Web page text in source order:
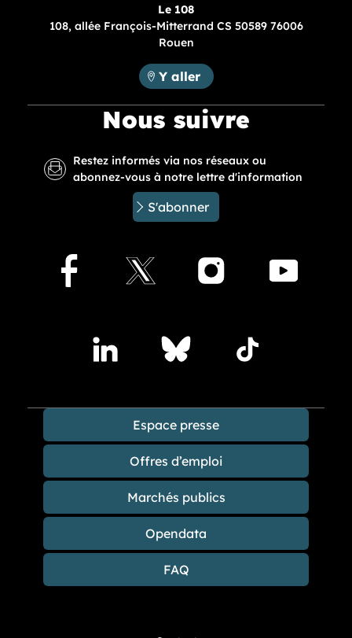
Le 108
108, allée François-Mitterrand CS 50589 76006
Rouen
Métropole Rouen Normandie :
Y aller
Nous suivre
Restez informés via nos réseaux ou
abonnez-vous à notre lettre d'information
S'abonner
Facebook
X Instagram
LindedinBlueskyTikTok
Espace presse
Offres d’emploi
Marchés publics
Opendata
FAQ